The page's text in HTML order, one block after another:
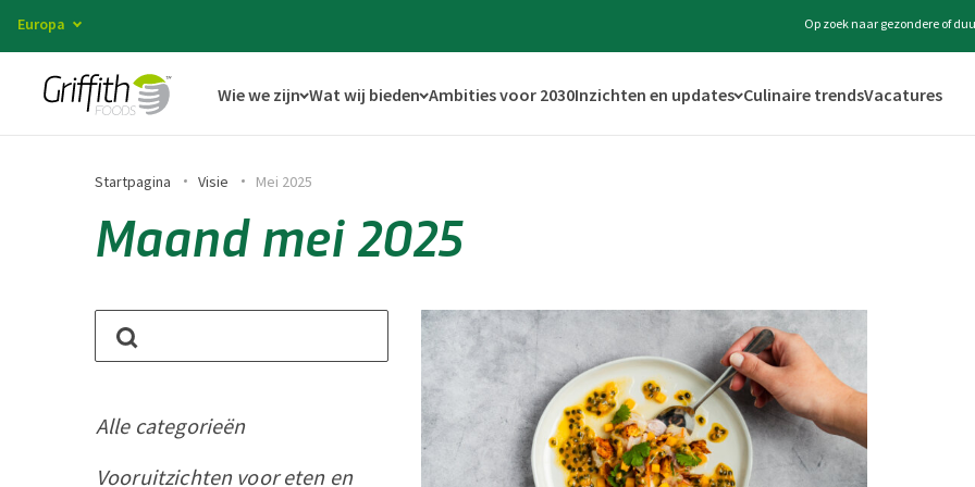
Europa Op zoek naar gezondere of
Wie we zijn Wat wij bieden Ambities voor 2030Inzichten en updates Culinaire trendsVacatures
Startpagina Visie Mei 2025
Maand mei 2025
Alle categorieën
Vooruitzichten voor eten en